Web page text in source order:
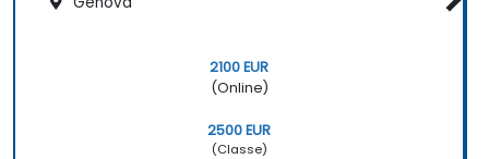
2100 EUR
(Online)
2500 EUR
(Classe)